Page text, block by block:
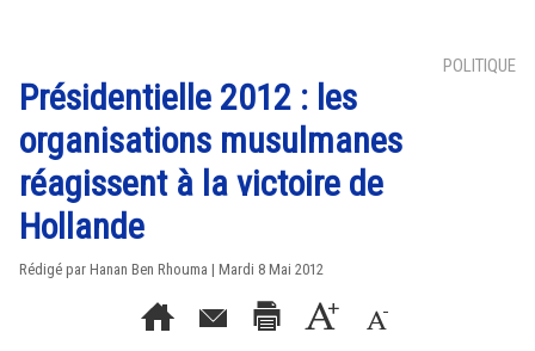
POLITIQUE
Présidentielle 2012 : les
organisations musulmanes
réagissent à la victoire de
Hollande
Rédigé par Hanan Ben Rhouma | Mardi 8 Mai 2012